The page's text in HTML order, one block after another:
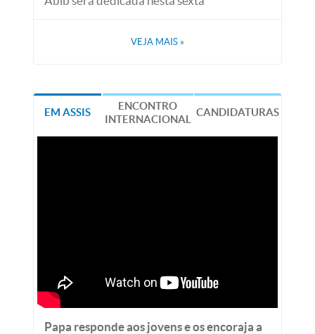
VEJA MAIS »
EM ASSIS
ENCONTRO
INTERNACIONAL
CANDIDATURAS
Papa responde aos jovens e os encoraja a